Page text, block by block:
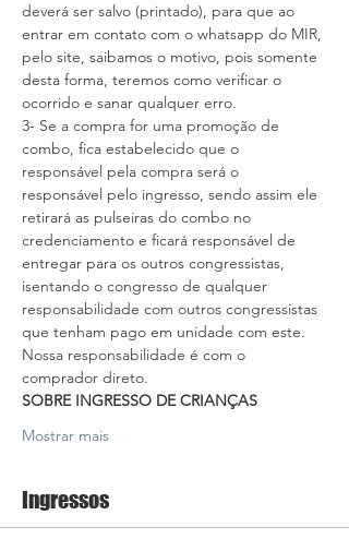
deverá ser salvo (printado), para que ao
entrar em contato com o whatsapp do MIR,
pelo site, saibamos o motivo, pois somente
desta forma, teremos como verificar o
ocorrido e sanar qualquer erro.
3- Se a compra for uma promoção de
combo, fica estabelecido que o
responsável pela compra será o
responsável pelo ingresso, sendo assim ele
retirará as pulseiras do combo no
credenciamento e ficará responsável de
entregar para os outros congressistas,
isentando o congresso de qualquer
responsabilidade com outros congressistas
que tenham pago em unidade com este.
Nossa responsabilidade é com o
comprador direto.
SOBRE INGRESSO DE CRIANÇAS
Mostrar mais
Ingressos